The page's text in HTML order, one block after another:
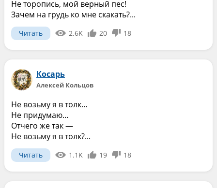
Не торопись, мой верный пес!
Зачем на грудь ко мне скакать?...
Читать 2.6K 20 18
Косарь
Алексей Кольцов
Не возьму я в толк…
Не придумаю…
Отчего же так —
Не возьму я в толк?...
Читать 1.1K 19 18